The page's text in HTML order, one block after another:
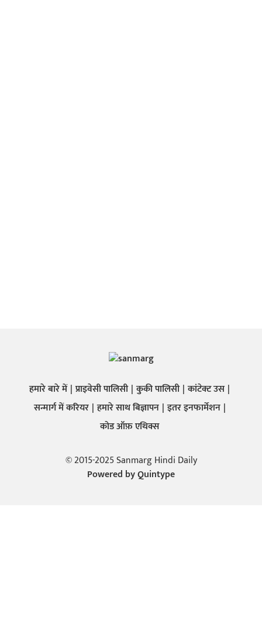
हमारे बारे में प्राइवेसी पालिसी कुकी पालिसी कांटेक्ट उस
सन्मार्ग में करियर हमारे साथ बिज्ञापन इतर इनफार्मेशन
कोड ऑफ़ एथिक्स
© 2015-2025 Sanmarg Hindi Daily
Powered byQuintype